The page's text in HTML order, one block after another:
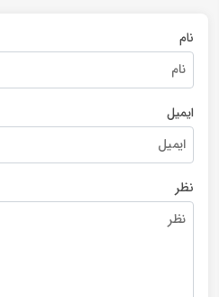
نام
ایمیل
نظر